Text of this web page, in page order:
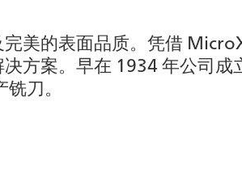
美的表面品质。凭借
方案。早在 1934 年公司成
刀。